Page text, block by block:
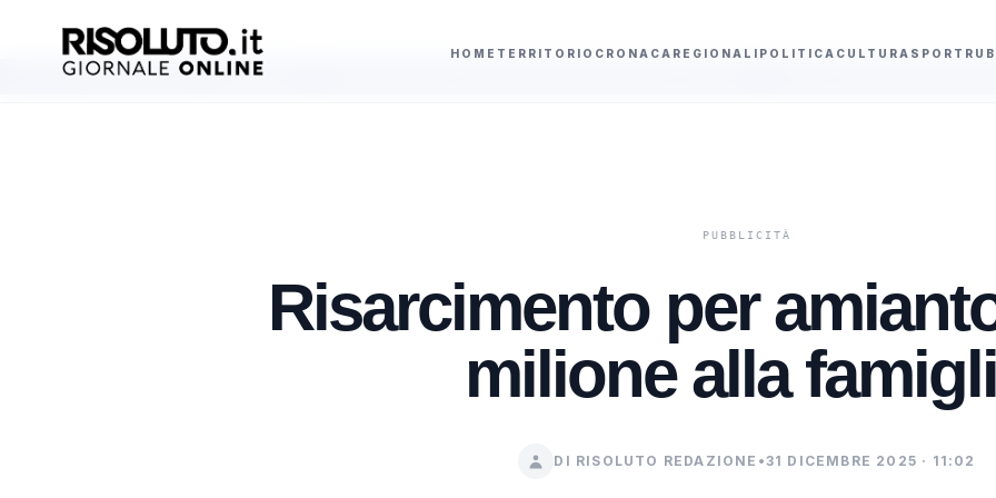
HOME TERRITORIO CRONACA REGIONALI POLITICA CULTURA SPORT
AGGIORNAMENTI
industria e case popolari Evade dal carcere, Drago Ferrante di Bagheria preso in Calabria
Risarcimento per
milione alla
DI RISOLUTO REDAZIONE •31 DICEMBRE 2025 · 11:02